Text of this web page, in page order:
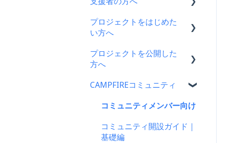
CAMPFIREふるさと納税に
はじめての方へ
登録情報に関するよくある
ログアウトについて
支援に関するよくある質問
キャリア決済
楽天ペイ
au PAY（ネット支払い）
PayPay（ペイペイ）決済
プロジェクトをはじめた
い方へ
プロジェクトをはじめる前
に
プロジェクト作成時によく
プロジェクトの審査につい
プロジェクトを公開した
方へ
支援金の振込について
プロジェクトを公開したら
仲間募集について
CAMPFIREコミュニティ
コミュニティメンバー向け
コミュニティ開設ガイド｜
基礎編